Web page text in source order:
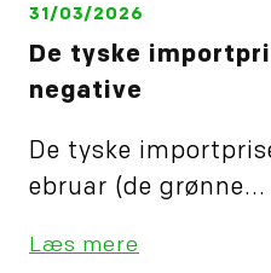
31/03/2026
De tyske
negative
De tyske
ebruar (de grønne...
Læs mere